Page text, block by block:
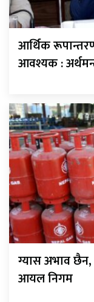
आर्थिक
आवश्यक :
ग्यास अभाव
आयल निगम